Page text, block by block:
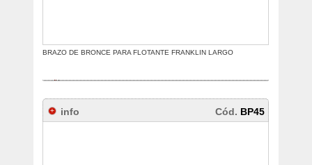
BRAZO DE BRONCE PARA FLOTANTE FRANKLIN LARGO
info Cód. BP45